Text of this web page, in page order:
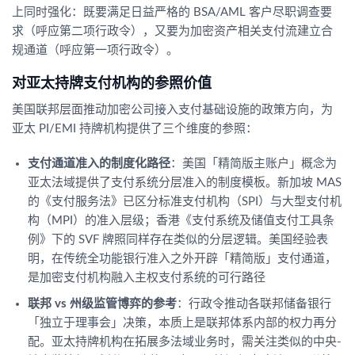
上同时强化：既要满足日益严格的 BSA/AML 客户尽职调查要
求（呼应第二项行政令），又要为加密资产相关支付流建立合
规通道（呼应第一项行政令）。
对亚太持牌支付机构的参照价值
美国联邦层面推动加密公司接入支付基础设施的政策方向，为
亚太 PI/EMI 持牌机构提供了三个维度的参照：
支付通道准入的制度化路径：美国「精简版主账户」概念为
亚太法域提供了支付系统分层准入的制度模板。新加坡 MAS
的《支付服务法》已区分标准支付机构（SPI）与大型支付机
构（MPI）的准入层级；香港《支付系统及储值支付工具条
例》下的 SVF 牌照同样存在类似的分层逻辑。美国经验表
明，在传统全功能银行准入之外开辟「精简版」支付通道，
是加密支付机构融入主权支付系统的可行路径
联邦 vs 州级监管博弈的参考：行政令推动各联邦储备银行
「独立于理事会」决策，本质上是联邦体系内部的权力再分
配。亚太持牌机构在拓展多法域业务时，需关注类似的中央-